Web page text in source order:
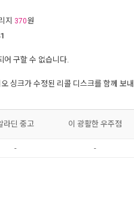
지 370원
어 구할 수 없습니다.
싱크가 수정된 리콜 디스크를 함께 보내
라딘 중고 이 광활한 우주점
- -